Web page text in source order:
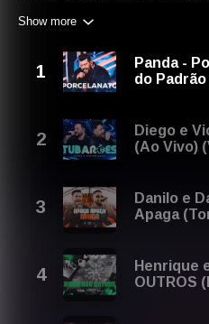
Ache nossa playlist do
sofrencia 2026, músicas
2026, musicas sertanejas,
2026, música de sofrência,
chorão.
Prepare-se para se
melodia e deixe-se levar por
Você não vai resistir à
favoritos. Você pode gostar
1. Musicas Deprimentes
Sofrencia 2026 (Músicas
Show more
Panda -
do Padrão
Diego e
(Ao Vivo)
Danilo e
Apaga
Henrique
OUTROS